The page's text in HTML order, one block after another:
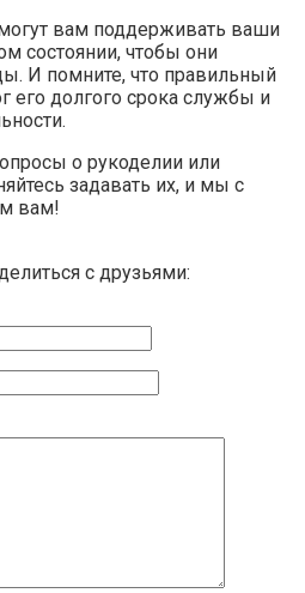
вам поддерживать ваши
состоянии, чтобы они
И помните, что правильный
его долгого срока службы и
о рукоделии или
задавать их, и мы с
вам!
с друзьями: